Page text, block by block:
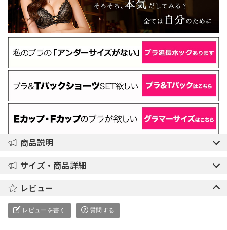
商品説明
サイズ・商品詳細
レビュー
レビューを書く 質問する